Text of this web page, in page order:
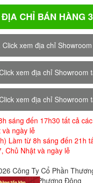
ĐỊA CHỈ BÁN HÀNG
Click xem địa chỉ
xem địa chỉ Showroom
xem địa chỉ Showroom
sáng đến 17h30 tất cả
ngày lễ
Làm từ 8h sáng đến 21h
Chủ Nhật và ngày lễ
Công Ty Cổ Phần
Phương Đông